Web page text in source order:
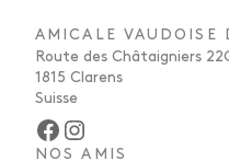
AMICALE VAUDOISE
Route des Châtaigniers
1815 Clarens
Suisse
Facebook Instagram
NOS AMIS